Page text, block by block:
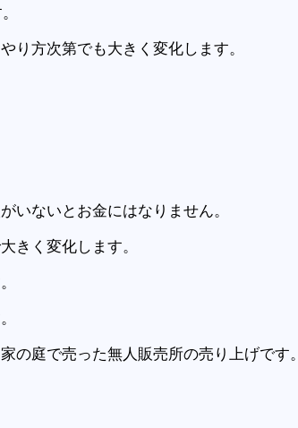
り方次第でも大きく変化します。
いないとお金にはなりません。
きく変化します。
の庭で売った無人販売所の売り上げです。